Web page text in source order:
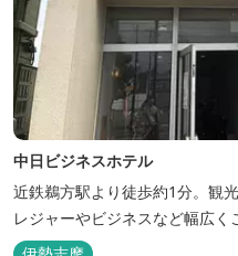
中日ビジネスホテル
近鉄鵜方駅より徒歩約1分。観
レジャーやビジネスなど幅広く